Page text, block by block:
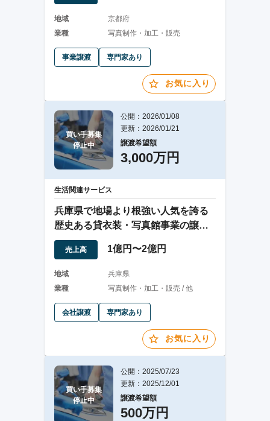
地域
京都府
業種
写真制作・加工・販売
事業譲渡 専門家あり
お気に入り
買い手募集
停止中
公開：2026/01/08
更新：2026/01/21
譲渡希望額
3,000万円
生活関連サービス
兵庫県で地場より根強い人気を誇る
歴史ある貸衣装・写真館事業の譲渡
案件
売上高 1億円〜2億円
地域
兵庫県
業種
写真制作・加工・販売 / 他
会社譲渡 専門家あり
お気に入り
買い手募集
停止中
公開：2025/07/23
更新：2025/12/01
譲渡希望額
500万円